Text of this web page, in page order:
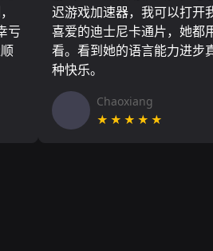
亏
迟游戏加速器，我可以打开
喜爱的迪士尼卡通片，她都
看。看到她的语言能力进步
种快乐。
Chaoxiang
★★★★★